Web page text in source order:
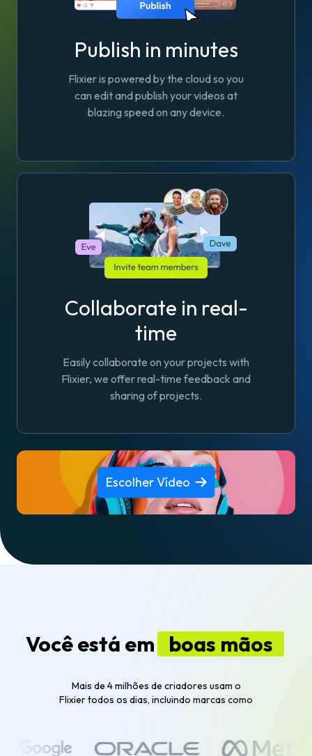
Publish in minutes
Flixier is powered by the cloud so you
can edit and publish your videos at
blazing speed on any device.
Collaborate in real-
time
Easily collaborate on your projects with
Flixier, we offer real-time feedback and
sharing of projects.
Escolher Vídeo
Você está em boas mãos
Mais de 4 milhões de criadores usam o
Flixier todos os dias, incluindo marcas como